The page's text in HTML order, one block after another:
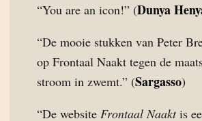
“You are an icon!” (Dunya
“De mooie stukken van Peter
op Frontaal Naakt tegen de
stroom in zwemt.” (Sargasso)
“De website Frontaal Naaktis